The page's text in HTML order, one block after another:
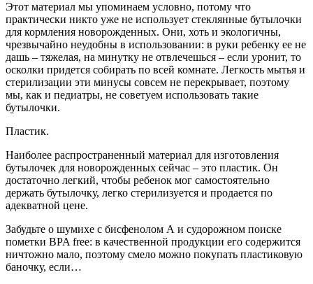
Этот материал мы упоминаем условно, потому что
практически никто уже не использует стеклянные бутылочки
для кормления новорожденных. Они, хоть и экологичны,
чрезвычайно неудобны в использовании: в руки ребенку ее не
дашь – тяжелая, на минутку не отвлечешься – если уронит, то
осколки придется собирать по всей комнате. Легкость мытья и
стерилизации эти минусы совсем не перекрывает, поэтому
мы, как и педиатры, не советуем использовать такие
бутылочки.
Пластик.
Наиболее распространенный материал для изготовления
бутылочек для новорожденных сейчас – это пластик. Он
достаточно легкий, чтобы ребенок мог самостоятельно
держать бутылочку, легко стерилизуется и продается по
адекватной цене.
Забудьте о шумихе с бисфенолом А и судорожном поиске
пометки BPA free: в качественной продукции его содержится
ничтожно мало, поэтому смело можно покупать пластиковую
баночку, если…